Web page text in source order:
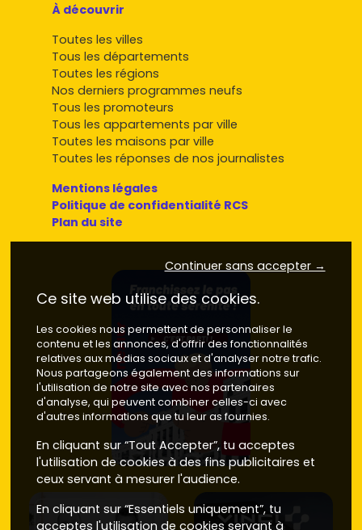
À découvrir
Toutes les villes
Tous les départements
Toutes les régions
Nos derniers programmes neufs
Tous les promoteurs
Tous les appartements par ville
Toutes les maisons par ville
Toutes les réponses de nos journalistes
Mentions légales
Politique de confidentialité RCS
Plan du site
Continuer sans accepter →
Ce site web utilise des cookies.
Les cookies nous permettent de personnaliser le
contenu et les annonces, d'offrir des fonctionnalités
relatives aux médias sociaux et d'analyser notre trafic.
Nous partageons également des informations sur
l'utilisation de notre site avec nos partenaires
d'analyse, qui peuvent combiner celles-ci avec
d'autres informations que tu leur as fournies.
En cliquant sur “Tout Accepter”, tu acceptes
l'utilisation de cookies à des fins publicitaires et
ceux servant à mesurer l'audience.
En cliquant sur “Essentiels uniquement”, tu
acceptes l'utilisation de cookies servant à